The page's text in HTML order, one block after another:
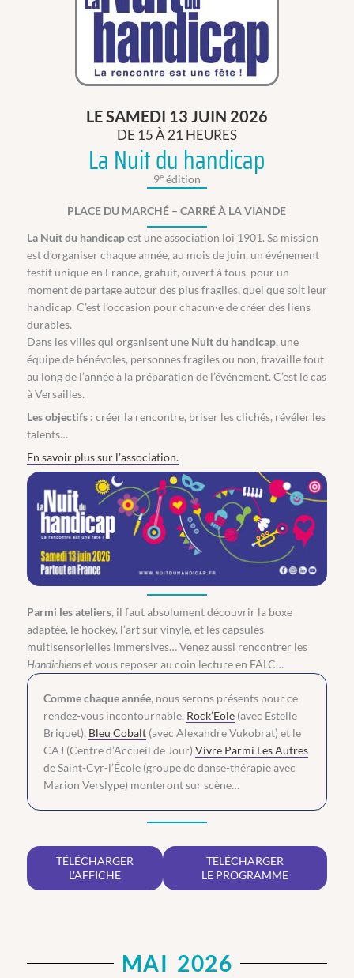
LE SAMEDI 13 JUIN 2026
DE 15 À 21 HEURES
La Nuit du handicap
9eédition
PLACE DU MARCHÉ – CARRÉ À LA VIANDE
La Nuit du handicapest une association loi 1901. Sa mission
est d’organiser chaque année, au mois de juin, un événement
festif unique en France, gratuit, ouvert à tous, pour un
moment de partage autour des plus fragiles, quel que soit leur
handicap. C’est l’occasion pour chacun·e de créer des liens
durables.
Dans les villes qui organisent une Nuit du handicap, une
équipe de bénévoles, personnes fragiles ou non, travaille tout
au long de l’année à la préparation de l’événement. C’est le cas
à Versailles.
Les objectifs : créer la rencontre, briser les clichés, révéler les
talents…
En savoir plus sur l’association.
Parmi les ateliers, il faut absolument découvrir la boxe
adaptée, le hockey, l’art sur vinyle, et les capsules
multisensorielles immersives… Venez aussi rencontrer les
Handichienset vous reposer au coin lecture en FALC…
Comme chaque année, nous serons présents pour ce
rendez-vous incontournable. Rock’Eole(avec Estelle
Briquet), Bleu Cobalt(avec Alexandre Vukobrat) et le
CAJ (Centre d’Accueil de Jour) Vivre Parmi Les Autres
de Saint-Cyr-l’École (groupe de danse-thérapie avec
Marion Verslype) monteront sur scène…
TÉLÉCHARGER
L'AFFICHE
TÉLÉCHARGER
LE PROGRAMME
MAI 2026